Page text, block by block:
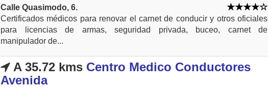
Calle Quasimodo, 6.
Certificados médicos para renovar el carnet de conducir y otros oficiales
para licencias de armas, seguridad privada, buceo, carnet de
manipulador de...
A 35.72 kms Centro Medico Conductores
Avenida